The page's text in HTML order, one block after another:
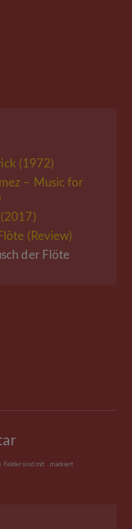
(1972)
– Music for
(Review)
der Flöte
Felder sind mit markiert